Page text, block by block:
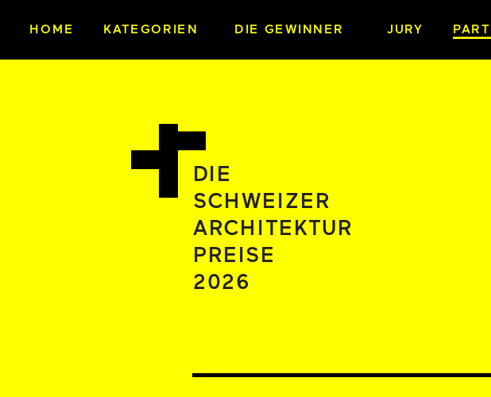
DIE
SCHWEIZER
ARCHITEKTUR
PREISE
2026
HOME KATEGORIEN JURY
DIE GEWINNER